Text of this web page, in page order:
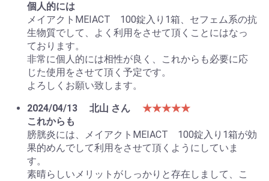
個人的には
メイアクトMEIACT 100錠入り1箱、セフェム系の抗
生物質でして、よく利用をさせて頂くことにはなっ
ております。
非常に個人的には相性が良く、これからも必要に応
じた使用をさせて頂く予定です。
よろしくお願い致します。
2024/04/13
北山 さん
★★★★★
これからも
膀胱炎には、メイアクトMEIACT 100錠入り1箱が効
果的めんでして利用をさせて頂くようにしていま
す。
素晴らしいメリットがしっかりと存在しまして、こ